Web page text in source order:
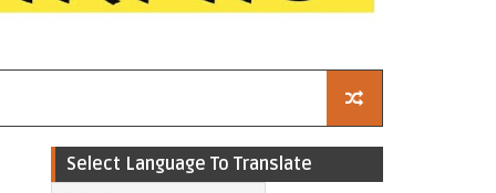
Select Language To Translate